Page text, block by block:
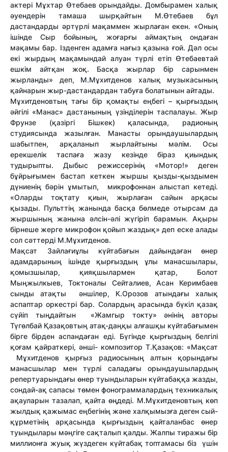
актері Мұхтар Өтебаев орындайды. Домбырамен халық
әуендерін тамаша шырқайтын М.Өтебаев бұл
дастандарды әртүрлі мақаммен жырлаған екен. «Оның
ішінде Сыр бойының, жоғарғы аймақтың ондаған
мақамы бар. Ізденген адамға нағыз қазына ғой. Дәл осы
екі жырдың мақамындай алуан түрлі етіп Өтебаевтай
ешкім айтқан жоқ. Басқа жырлар бір сарынмен
жырланды» деп, М.Мұхитденов халық музыкасының
қайнарын жыр-дастандардан табуға болатынын айтады.
Мұхитденовтың тағы бір қомақты еңбегі – қырғыздың
әйгілі «Манас» дастанының үзінділерін таспалауы. Жыр
Фрунзе (қазіргі Бішкек) қаласында, радионың
студиясында жазылған. Манасты орындаушылардың
шабытпен, арқаланып жырлайтыны мәлім. Осы
ерекшелік таспаға жазу кезінде біраз қиындық
тудырыпты. Дыбыс режиссерінің «Мотор!» деген
бұйрығымен бастап кеткен жыршы қызды-қыздымен
дүниенің бәрін ұмытып, микрофоннан алыстап кетеді.
«Оларды тоқтату қиын, жырлаған сайын арқасы
қызады. Пульттің жанында басқа бөлмеде отырсам да
жыршының жанына әлсін-әлі жүгіріп барамын. Ақыры
бірнеше жерге микрофон қойып жаздық» деп еске алады
сол сәттерді М.Мұхитденов.
Мақсат Зайлағиұлы күйтабағын дайындаған өнер
адамдарының ішінде қырғыздың ұлы манасшылары,
қомызшылар, қияқшылармен қатар, Болот
Мыңжылкыев, Токтоналы Сейталиев, Асан Керимбаев
сынды атақты әншілер, К.Орозов атындағы халық
аспаптар оркестрі бар. Солардың арасында бүкіл қазақ
сүйіп тыңдайтын «Жамгыр токту» әнінің авторы
Түгөлбай Қазақовтың атақ-даңқы алғашқы күйтабағымен
бірге бірден аспандаған еді. Бүгінде қырғыздың белгілі
қоғам қайраткері, әнші- композитор Т.Қазақов: «Мақсат
Мұхитденов қырғыз радиосының алтын қорындағы
манасшылар мен түрлі саладағы орындаушылардың
репертуарындағы өнер туындыларын күйтабаққа жазды,
сондай-ақ сапасы төмен фонограммалардың техникалық
ақауларын тазалап, қайта өңдеді. М.Мұхитденовтың көп
жылдық қажымас еңбегінің және халқымызға деген сый-
құрметінің арқасында қырғыздың қайталанбас өнер
туындылары мәңгіге сақталып қалды. Жалпы тиражы бір
миллионға жуық жүздеген күйтабақ топтамасы біз үшін